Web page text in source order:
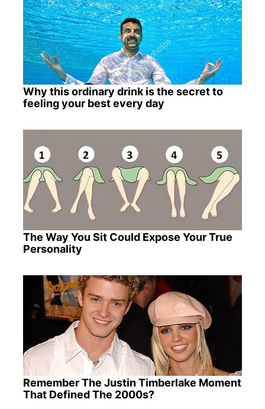
Why this ordinary drink is the secret to
feeling your best every day
The Way You Sit Could Expose Your True
Personality
Remember The Justin Timberlake Moment
That Defined The 2000s?